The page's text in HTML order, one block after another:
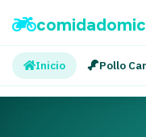
Inicio Pollo